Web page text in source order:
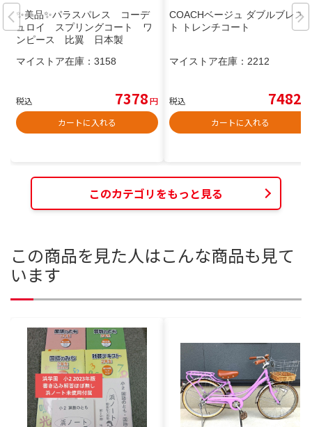
✨美品✨パラスパレス コーデ
ュロイ スプリングコート ワ
ンピース 比翼 日本製
マイストア在庫： 3158
税込 7378円
カートに入れる
COACHベージュ ダブルブレス
ト トレンチコート
マイストア在庫： 2212
税込 7482
カートに入れる
このカテゴリをもっと見る
この商品を見た人はこんな商品も見て
います